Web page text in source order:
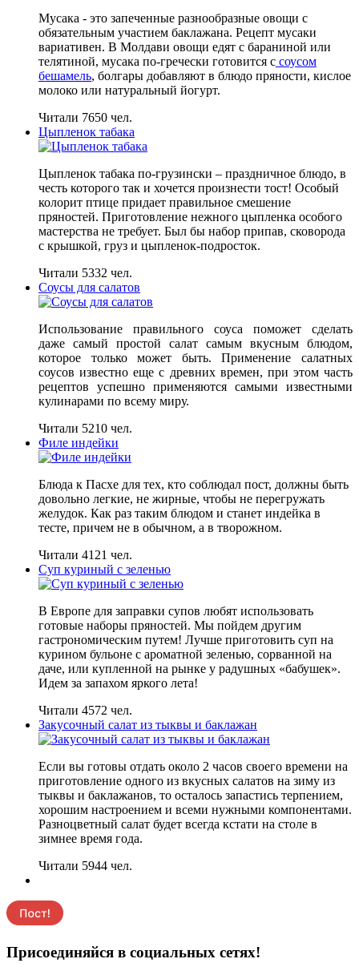
Мусака - это запеченные разнообразные овощи с
обязательным участием баклажана. Рецепт мусаки
вариативен. В Молдави овощи едят с бараниной или
телятиной, мусака по-гречески готовится с соусом
бешамель, болгары добавляют в блюдо пряности, кислое
молоко или натуральный йогурт.
Читали 7650 чел.
Цыпленок табака
Цыпленок табака по-грузински – праздничное блюдо, в
честь которого так и хочется произнести тост! Особый
колорит птице придает правильное смешение
пряностей. Приготовление нежного цыпленка особого
мастерства не требует. Был бы набор припав, сковорода
с крышкой, груз и цыпленок-подросток.
Читали 5332 чел.
Соусы для салатов
Использование правильного соуса поможет сделать
даже самый простой салат самым вкусным блюдом,
которое только может быть. Применение салатных
соусов известно еще с древних времен, при этом часть
рецептов успешно применяются самыми известными
кулинарами по всему миру.
Читали 5210 чел.
Филе индейки
Блюда к Пасхе для тех, кто соблюдал пост, должны быть
довольно легкие, не жирные, чтобы не перегружать
желудок. Как раз таким блюдом и станет индейка в
тесте, причем не в обычном, а в творожном.
Читали 4121 чел.
Суп куриный с зеленью
В Европе для заправки супов любят использовать
готовые наборы пряностей. Мы пойдем другим
гастрономическим путем! Лучше приготовить суп на
курином бульоне с ароматной зеленью, сорванной на
даче, или купленной на рынке у радушных «бабушек».
Идем за запахом яркого лета!
Читали 4572 чел.
Закусочный салат из тыквы и баклажан
Если вы готовы отдать около 2 часов своего времени на
приготовление одного из вкусных салатов на зиму из
тыквы и баклажанов, то осталось запастись терпением,
хорошим настроением и всеми нужными компонентами.
Разноцветный салат будет всегда кстати на столе в
зимнее время года.
Читали 5944 чел.
Присоединяйся в социальных сетях!